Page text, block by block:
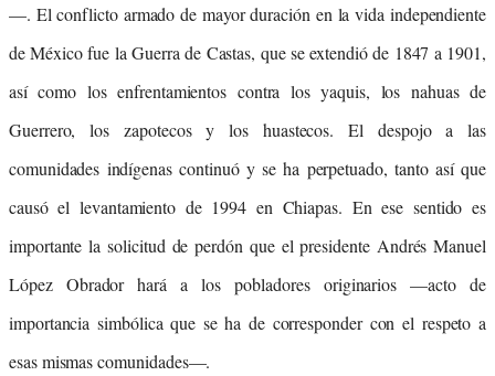
—. El conflicto armado de mayor duración en la vida independiente
de México fue la Guerra de Castas, que se extendió de 1847 a 1901,
así como los enfrentamientos contra los yaquis, los nahuas de
Guerrero, los zapotecos y los huastecos. El despojo a las
comunidades indígenas continuó y se ha perpetuado, tanto así que
causó el levantamiento de 1994 en Chiapas. En ese sentido es
importante la solicitud de perdón que el presidente Andrés Manuel
López Obrador hará a los pobladores originarios —acto de
importancia simbólica que se ha de corresponder con el respeto a
esas mismas comunidades—.